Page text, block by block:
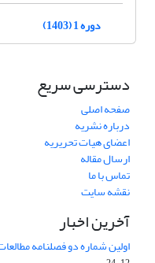
دوره 1 (1403)
دسترسی سریع
صفحه اصلی
درباره نشریه
اعضای هیات تحریریه
ارسال مقاله
تماس با ما
نقشه سایت
آخرین اخبار
اولین شماره دو فصلنامه